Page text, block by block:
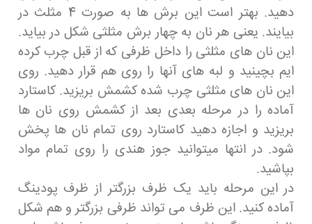
دهید. بهتر است این برش ها به صورت 4 مثلث در
بیایند. یعنی هر نان به چهار برش مثلثی شکل در بیاید.
این نان های مثلثی را داخل ظرفی که از قبل چرب کرده
ایم بچینید و لبه های آنها را روی هم قرار دهید. روی
این نان های مثلثی چرب شده کشمش بریزید. کاستارد
آماده را در مرحله بعدی بعد از کشمش روی نان ها
بریزید و اجازه دهید کاستارد روی تمام نان ها پخش
شود. در انتها میتوانید جوز هندی را روی تمام مواد
بپاشید.
در این مرحله باید یک ظرف بزرگتر از ظرف پودینگ
آماده کنید. این ظرف می تواند ظرفی بزرگتر و هم شکل